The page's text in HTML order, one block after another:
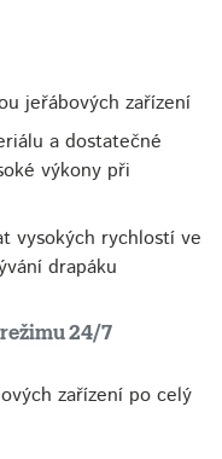
jeřábových zařízení
a dostatečné
výkony při
vysokých rychlostí ve
drapáku
24/7
zařízení po celý